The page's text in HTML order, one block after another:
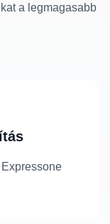
a legmagasabb